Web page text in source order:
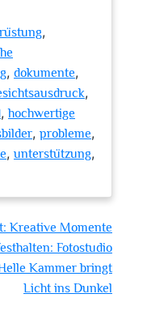
,
, dokumente,
,
,hochwertige
, probleme,
, unterstützung,
Kreative Momente
Fotostudio
Kammer bringt
Licht ins Dunkel